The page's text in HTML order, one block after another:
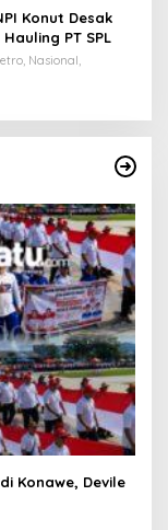
Konut Desak
PT SPL
Nasional,
Konawe, Devile